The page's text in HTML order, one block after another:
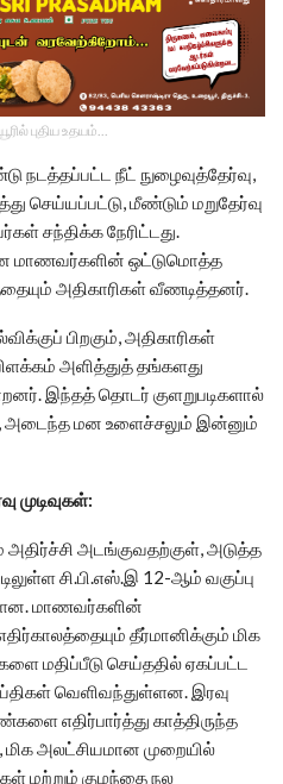
புதிய உதயம்...
நீட் நுழைவுத்தேர்வு,
செய்யப்பட்டு, மீண்டும் மறுதேர்வு
சந்திக்க நேரிட்டது.
என மாணவர்களின் ஒட்டுமொத்த
அதிகாரிகள் வீணடித்தனர்.
பிறகும், அதிகாரிகள்
அளித்துத் தங்களது
இந்தத் தொடர் குளறுபடிகளால்
அடைந்த மன உளைச்சலும் இன்னும்
முடிவுகள்:
அடங்குவதற்குள், அடுத்த
சி.பி.எஸ்.இ 12-ஆம் வகுப்பு
மாணவர்களின்
தீர்மானிக்கும் மிக
மதிப்பீடு செய்ததில் ஏகப்பட்ட
வெளிவந்துள்ளன. இரவு
எதிர்பார்த்து காத்திருந்த
அலட்சியமான முறையில்
மற்றும் குழந்தை நல